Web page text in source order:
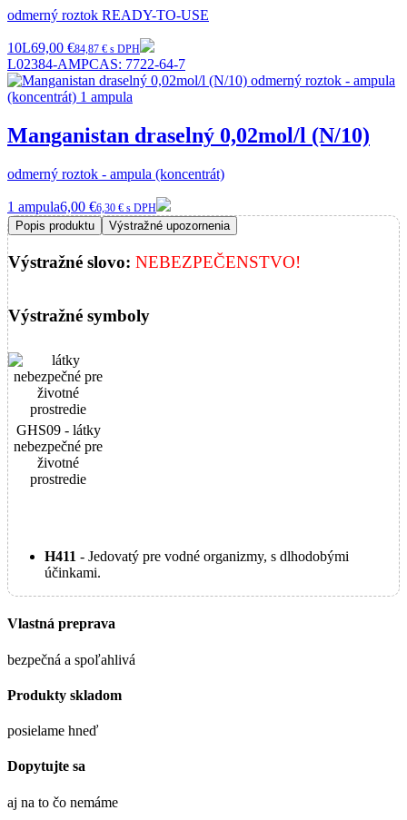
odmerný roztok READY-TO-USE
10L69,00 €84,87 € s DPH
L02384-AMPCAS: 7722-64-7
Manganistan draselný 0,02mol/l (N/10)
odmerný roztok - ampula (koncentrát)
1 ampula6,00 €6,30 € s DPH
Popis produktu Výstražné upozornenia
Výstražné slovo: NEBEZPEČENSTVO!
Výstražné symboly
GHS09 - látky
nebezpečné pre
životné
prostredie
H411 - Jedovatý pre vodné organizmy, s dlhodobými
účinkami.
Vlastná preprava
bezpečná a spoľahlivá
Produkty skladom
posielame hneď
Dopytujte sa
aj na to čo nemáme